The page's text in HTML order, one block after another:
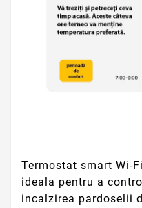
Termostat smart Wi-
ideala pentru a
incalzirea pardoselii